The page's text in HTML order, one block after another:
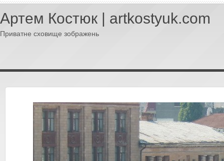
Артем Костюк | artkostyuk.com
Приватне сховище зображень